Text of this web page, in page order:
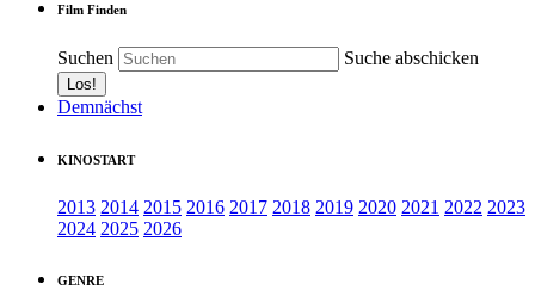
Film Finden
Suchen Suche abschicken
Demnächst
KINOSTART
2013 2014 2015 2016 2017 2018 2019 2020 2021 2022 2023
2024 2025 2026
GENRE